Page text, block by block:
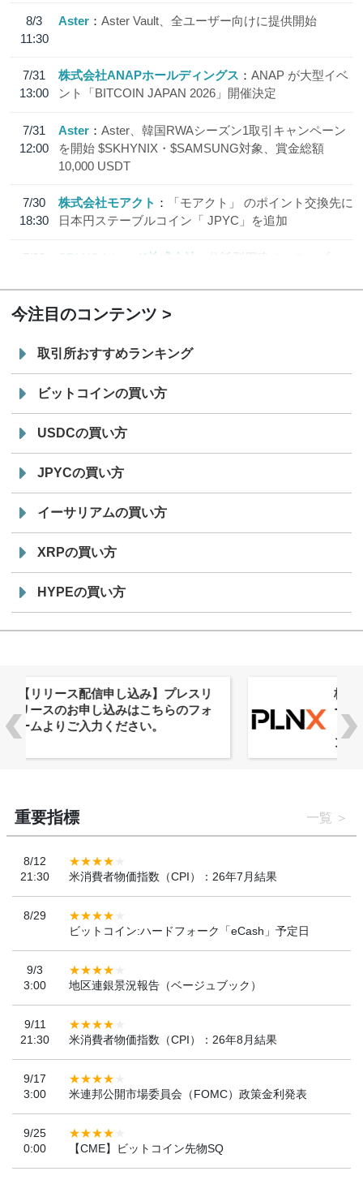
8/3
11:30
Aster Aster Vault、全ユーザー向けに提供開始
7/31
13:00
株式会社ANAPホールディングス
ANAP が大型イベ
ント「BITCOIN JAPAN 2026」開催決定
7/31
12:00
Aster
Aster、韓国RWAシーズン1取引キャンペーン
を開始 $SKHYNIX・$SAMSUNG対象、賞金総額
10,000 USDT
7/30
18:30
株式会社モアクト
「モアクト」 のポイント交換先に
日本円ステーブルコイン「 JPYC」を追加
7/29
SBI VCトレード株式会社
信託型円建てステーブル
今注目のコンテンツ
取引所おすすめランキング
ビットコインの買い方
USDCの買い方
JPYCの買い方
イーサリアムの買い方
XRPの買い方
HYPEの買い方
株式会社PlnX、アジア最大級のグロ
ーバルWeb3カンファレンス
「WebX2026」とのコラボレーショ
重要指標 一覧
8/12
21:30
米消費者物価指数（CPI）：26年7月結果
8/29
ビットコイン:ハードフォーク「eCash」予定日
9/3
3:00
地区連銀景況報告（ベージュブック）
9/11
21:30
米消費者物価指数（CPI）：26年8月結果
9/17
3:00
米連邦公開市場委員会（FOMC）政策金利発表
9/25
0:00
【CME】ビットコイン先物SQ